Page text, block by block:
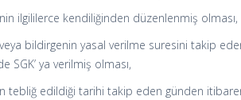
ilgililerce kendiliğinden düzenlenmiş olması,
veya bildirgenin yasal verilme suresini takip
SGK’ ya verilmiş olması,
tebliğ edildiği tarihi takip eden günden